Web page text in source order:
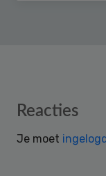
Reader
Reacties
Je moet